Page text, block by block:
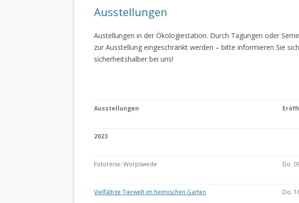
Ausstellungen
Austellungen in der Ökologiestation. Durch Tagungen oder
zur Ausstellung eingeschränkt werden – bitte informieren Sie
sicherheitshalber bei uns!
Ausstellungen
2023
Fotoreise: Worpswede Do.
Vielfältige Tierwelt im heimischen Garten Do.